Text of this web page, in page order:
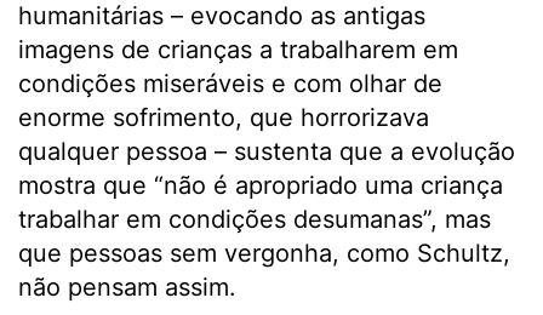
humanitárias – evocando as antigas
imagens de crianças a trabalharem em
condições miseráveis e com olhar de
enorme sofrimento, que horrorizava
qualquer pessoa – sustenta que a evolução
mostra que “não é apropriado uma criança
trabalhar em condições desumanas”, mas
que pessoas sem vergonha, como Schultz,
não pensam assim.